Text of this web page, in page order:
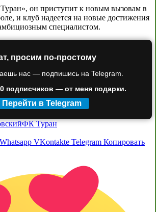
он приступит к новым вызовам в
и клуб надеется на новые достижения
специалистом.
просим по-простому
нас — подпишись на Telegram.
подписчиков — от меня подарки.
Перейти в Telegram
ФК Туран
Whatsapp VKontakte Telegram Копировать